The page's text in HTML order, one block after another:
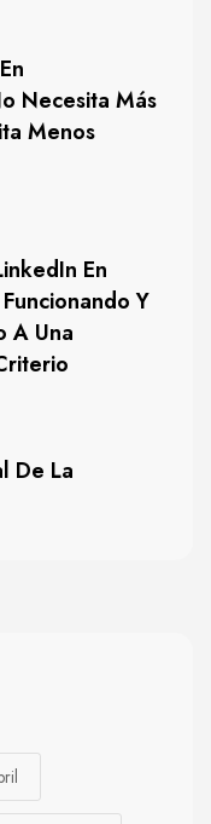
Necesita Más
Menos
En
Y
A Una
De La